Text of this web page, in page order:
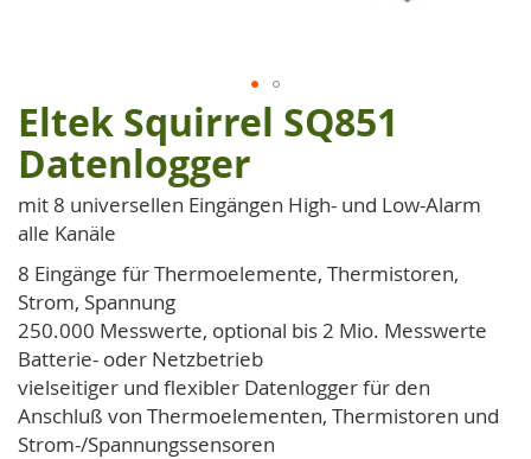
Zum
Anfang
der
Bildgalerie
springen
Eltek Squirrel SQ851
Datenlogger
mit 8 universellen Eingängen High- und Low-Alarm
alle Kanäle
8 Eingänge für Thermoelemente, Thermistoren,
Strom, Spannung
250.000 Messwerte, optional bis 2 Mio. Messwerte
Batterie- oder Netzbetrieb
vielseitiger und flexibler Datenlogger für den
Anschluß von Thermoelementen, Thermistoren und
Strom-/Spannungssensoren